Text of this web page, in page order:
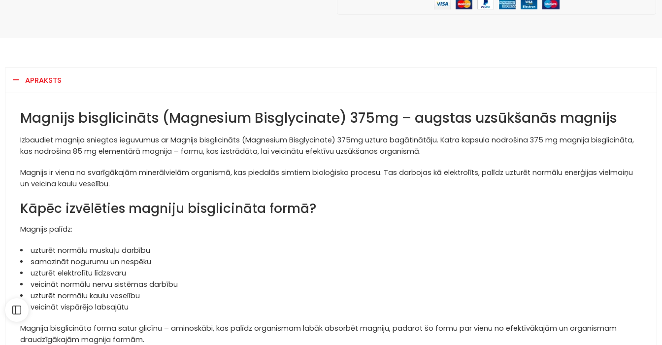
APRAKSTS
Magnijs bisglicināts (Magnesium Bisglycinate) 375mg – augstas uzsūkšanās magnijs
Izbaudiet magnija sniegtos ieguvumus ar Magnijs bisglicināts (Magnesium Bisglycinate) 375mg uztura bagātinātāju. Katra kapsula nodrošina 375 mg magnija bisglicināta,
kas nodrošina 85 mg elementārā magnija – formu, kas izstrādāta, lai veicinātu efektīvu uzsūkšanos organismā.
Magnijs ir viena no svarīgākajām minerālvielām organismā, kas piedalās simtiem bioloģisko procesu. Tas darbojas kā elektrolīts, palīdz uzturēt normālu enerģijas vielmaiņu
un veicina kaulu veselību.
Kāpēc izvēlēties magniju bisglicināta formā?
Magnijs palīdz:
uzturēt normālu muskuļu darbību
samazināt nogurumu un nespēku
uzturēt elektrolītu līdzsvaru
veicināt normālu nervu sistēmas darbību
uzturēt normālu kaulu veselību
veicināt vispārējo labsajūtu
Magnija bisglicināta forma satur glicīnu – aminoskābi, kas palīdz organismam labāk absorbēt magniju, padarot šo formu par vienu no efektīvākajām un organismam
draudzīgākajām magnija formām.